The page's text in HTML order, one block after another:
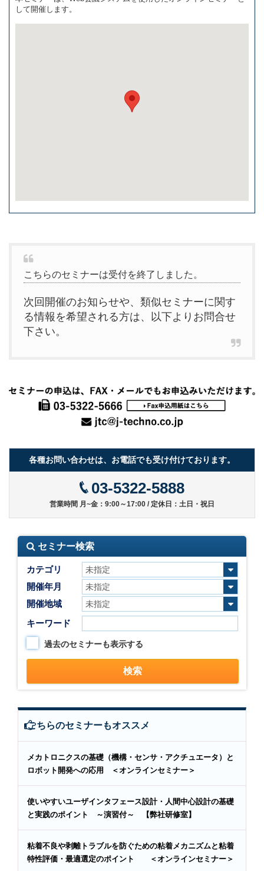
して開催します。
こちらのセミナーは受付を終了しました。
次回開催のお知らせや、類似セミナーに関す
る情報を希望される方は、以下よりお問合せ
下さい。
各種お問い合わせは、お電話でも受け付けております。
03-5322-5888
営業時間 月~金：9:00～17:00 / 定休日：土日・祝日
セミナー検索
カテゴリ
開催年月
開催地域
キーワード
過去のセミナーも表示する
こちらのセミナーもオススメ
メカトロニクスの基礎（機構・センサ・アクチュエータ）と
ロボット開発への応用 ＜オンラインセミナー＞
使いやすいユーザインタフェース設計・人間中心設計の基礎
と実践のポイント ～演習付～ 【弊社研修室】
粘着不良や剥離トラブルを防ぐための粘着メカニズムと粘着
特性評価・最適選定のポイント ＜オンラインセミナー＞